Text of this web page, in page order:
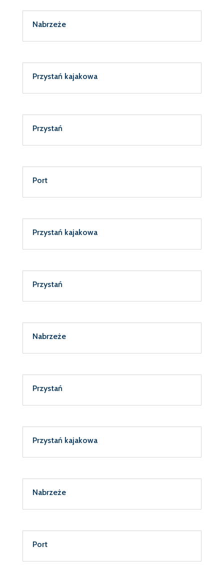
Nabrzeże
Przystań kajakowa
Przystań
Port
Przystań kajakowa
Przystań
Nabrzeże
Przystań
Przystań kajakowa
Nabrzeże
Port